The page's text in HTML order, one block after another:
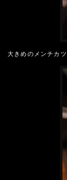
大きめのメンチカ